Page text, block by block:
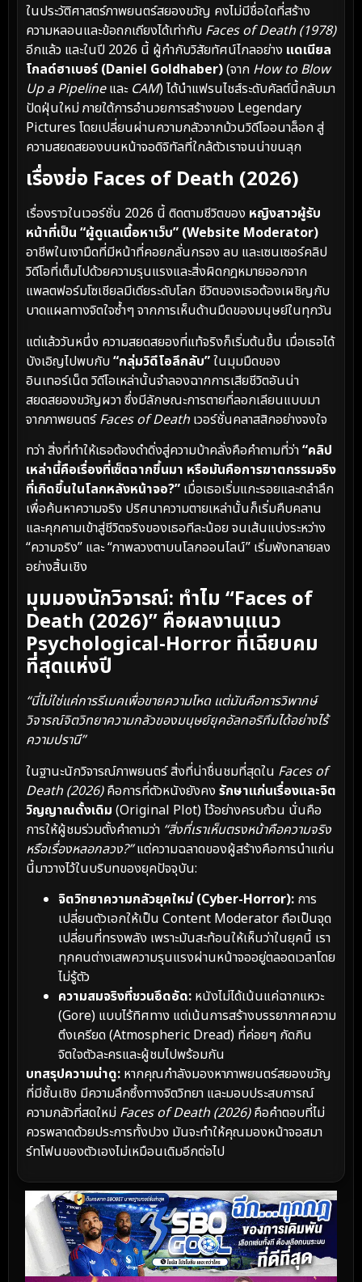
ในประวัติศาสตร์ภาพยนตร์สยองขวัญ คงไม่มีชื่อใดที่สร้าง
ความหลอนและข้อถกเถียงได้เท่ากับ Faces of Death (1978)
อีกแล้ว และในปี 2026 นี้ ผู้กำกับวิสัยทัศน์ไกลอย่าง แดเนียล
โกลด์ฮาเบอร์ (Daniel Goldhaber)(จาก How to Blow
Up a Pipelineและ CAM) ได้นำแฟรนไชส์ระดับคัลต์นี้กลับมา
ปัดฝุ่นใหม่ ภายใต้การอำนวยการสร้างของ Legendary
Pictures โดยเปลี่ยนผ่านความกลัวจากม้วนวิดีโออนาล็อก สู่
ความสยดสยองบนหน้าจอดิจิทัลที่ใกล้ตัวเราจนน่าขนลุก
เรื่องย่อ Faces of Death (2026)
เรื่องราวในเวอร์ชั่น 2026 นี้ ติดตามชีวิตของ หญิงสาวผู้รับ
หน้าที่เป็น “ผู้ดูแลเนื้อหาเว็บ” (Website Moderator)
อาชีพในเงามืดที่มีหน้าที่คอยกลั่นกรอง ลบ และเซนเซอร์คลิป
วิดีโอที่เต็มไปด้วยความรุนแรงและสิ่งผิดกฎหมายออกจาก
แพลตฟอร์มโซเชียลมีเดียระดับโลก ชีวิตของเธอต้องเผชิญกับ
บาดแผลทางจิตใจซ้ำๆ จากการเห็นด้านมืดของมนุษย์ในทุกวัน
แต่แล้ววันหนึ่ง ความสยดสยองที่แท้จริงก็เริ่มต้นขึ้น เมื่อเธอได้
บังเอิญไปพบกับ“กลุ่มวิดีโอลึกลับ”ในมุมมืดของ
อินเทอร์เน็ต วิดีโอเหล่านั้นจำลองฉากการเสียชีวิตอันน่า
สยดสยองขวัญผวา ซึ่งมีลักษณะการตายที่ลอกเลียนแบบมา
จากภาพยนตร์Faces of Deathเวอร์ชั่นคลาสสิกอย่างจงใจ
ทว่า สิ่งที่ทำให้เธอต้องดำดิ่งสู่ความบ้าคลั่งคือคำถามที่ว่า“คลิป
เหล่านี้คือเรื่องที่เซ็ตฉากขึ้นมา หรือมันคือการฆาตกรรมจริง
ที่เกิดขึ้นในโลกหลังหน้าจอ?” เมื่อเธอเริ่มแกะรอยและถลำลึก
เพื่อค้นหาความจริง ปริศนาความตายเหล่านั้นก็เริ่มคืบคลาน
และคุกคามเข้าสู่ชีวิตจริงของเธอทีละน้อย จนเส้นแบ่งระหว่าง
“ความจริง” และ “ภาพลวงตาบนโลกออนไลน์” เริ่มพังทลายลง
อย่างสิ้นเชิง
มุมมองนักวิจารณ์: ทำไม “Faces of
Death (2026)” คือผลงานแนว
Psychological-Horror ที่เฉียบคม
ที่สุดแห่งปี
“นี่ไม่ใช่แค่การรีเมคเพื่อขายความโหด แต่มันคือการวิพากษ์
วิจารณ์จิตวิทยาความกลัวของมนุษย์ยุคอัลกอริทึมได้อย่างไร้
ความปรานี”
ในฐานะนักวิจารณ์ภาพยนตร์ สิ่งที่น่าชื่นชมที่สุดใน Faces of
Death (2026)คือการที่ตัวหนังยังคง รักษาแก่นเรื่องและจิต
วิญญาณดั้งเดิม (Original Plot) ไว้อย่างครบถ้วน นั่นคือ
การให้ผู้ชมร่วมตั้งคำถามว่า “สิ่งที่เราเห็นตรงหน้าคือความจริง
หรือเรื่องหลอกลวง?”แต่ความฉลาดของผู้สร้างคือการนำแก่น
นี้มาวางไว้ในบริบทของยุคปัจจุบัน:
จิตวิทยาความกลัวยุคใหม่ (Cyber-Horror): การ
เปลี่ยนตัวเอกให้เป็น Content Moderator ถือเป็นจุด
เปลี่ยนที่ทรงพลัง เพราะมันสะท้อนให้เห็นว่าในยุคนี้ เรา
ทุกคนต่างเสพความรุนแรงผ่านหน้าจออยู่ตลอดเวลาโดย
ไม่รู้ตัว
ความสมจริงที่ชวนอึดอัด: หนังไม่ได้เน้นแค่ฉากแหวะ
(Gore) แบบไร้ทิศทาง แต่เน้นการสร้างบรรยากาศความ
ตึงเครียด (Atmospheric Dread) ที่ค่อยๆ กัดกิน
จิตใจตัวละครและผู้ชมไปพร้อมกัน
บทสรุปความน่าดู: หากคุณกำลังมองหาภาพยนตร์สยองขวัญ
ที่มีชั้นเชิง มีความลึกซึ้งทางจิตวิทยา และมอบประสบการณ์
ความกลัวที่สดใหม่ Faces of Death (2026)คือคำตอบที่ไม่
ควรพลาดด้วยประการทั้งปวง มันจะทำให้คุณมองหน้าจอสมา
ร์ทโฟนของตัวเองไม่เหมือนเดิมอีกต่อไป